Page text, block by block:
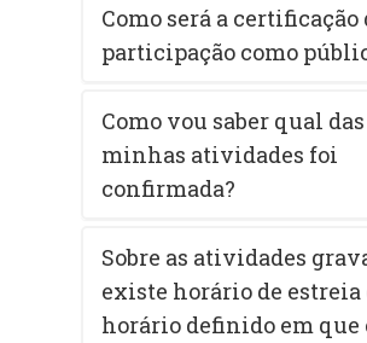
Como será a certificação
participação como
Como vou saber qual das
minhas atividades foi
confirmada?
Sobre as atividades
existe horário de estreia
horário definido em que